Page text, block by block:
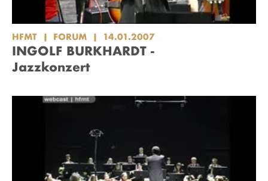
HFMT FORUM 14.01.2007
INGOLF BURKHARDT -
Jazzkonzert